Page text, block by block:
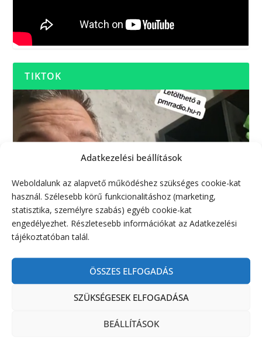
Adatkezelési beállítások
Weboldalunk az alapvető működéshez szükséges cookie-kat
használ. Szélesebb körű funkcionalitáshoz (marketing,
statisztika, személyre szabás) egyéb cookie-kat
engedélyezhet. Részletesebb információkat az Adatkezelési
tájékoztatóban talál.
ÖSSZES ELFOGADÁS
SZÜKSÉGESEK ELFOGADÁSA
BEÁLLÍTÁSOK
TIKTOK